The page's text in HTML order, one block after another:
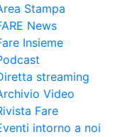
Stampa
News
Insieme
streaming
Video
Fare
intorno a noi